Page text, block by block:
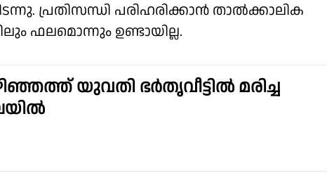
പ്രതിസന്ധി പരിഹരിക്കാൻ താൽക്കാലിക
ഫലമൊന്നും ഉണ്ടായില്ല.
യുവതി ഭർതൃവീട്ടിൽ മരിച്ച